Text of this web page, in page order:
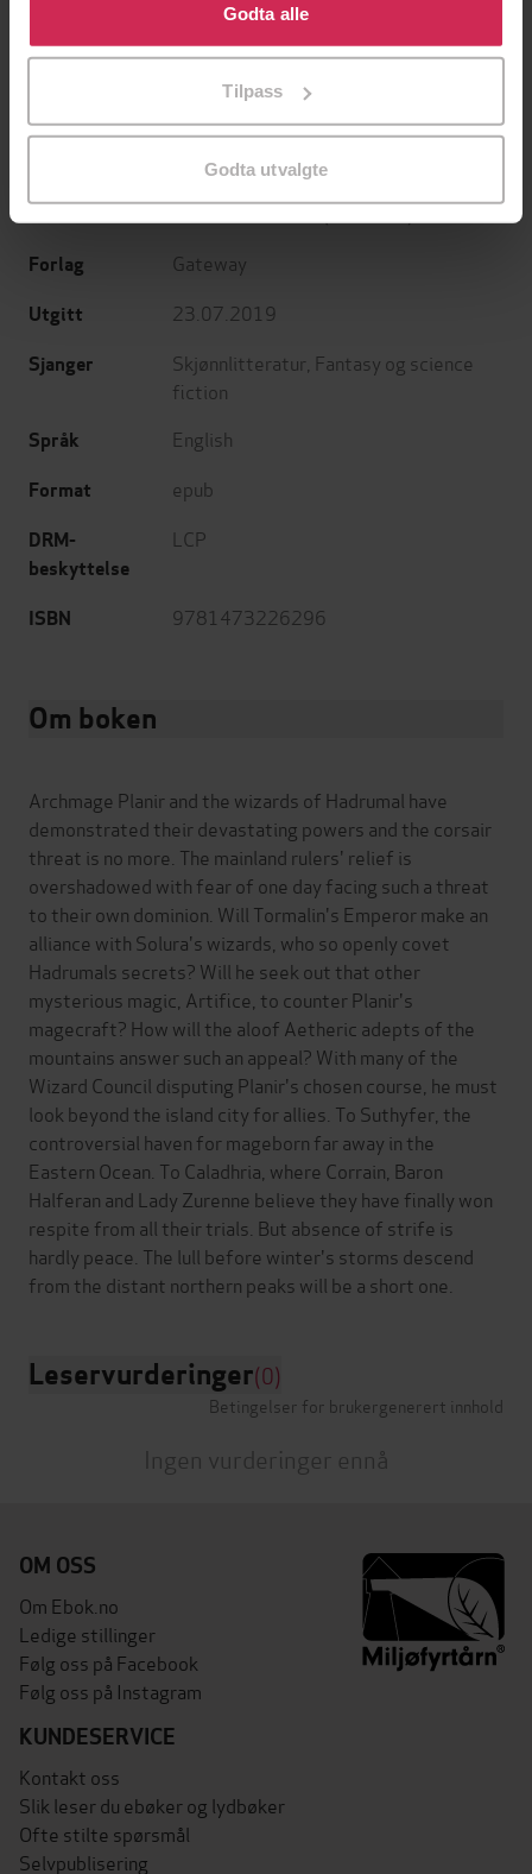
bruke cookies for alle disse formålene. Du kan også
tilpasse ditt samtykke til spesifikke formål ved å klikke
Godta alle
Tilpass
Godta utvalgte
Jo Nesbø
Jørn Lier Horst
Juliet E. McKenna(forfatter)
Forlag Gateway
Utgitt 23.07.2019
Sjanger Skjønnlitteratur Fantasy og science
fiction
Språk English
Format epub
DRM-
beskyttelse
LCP
ISBN 9781473226296
Om boken
Archmage Planir and the wizards of Hadrumal have
demonstrated their devastating powers and the corsair
threat is no more. The mainland rulers' relief is
overshadowed with fear of one day facing such a threat
to their own dominion. Will Tormalin's Emperor make an
alliance with Solura's wizards, who so openly covet
Hadrumals secrets? Will he seek out that other
mysterious magic, Artifice, to counter Planir's
magecraft? How will the aloof Aetheric adepts of the
mountains answer such an appeal? With many of the
Wizard Council disputing Planir's chosen course, he must
look beyond the island city for allies. To Suthyfer, the
controversial haven for mageborn far away in the
Eastern Ocean. To Caladhria, where Corrain, Baron
Halferan and Lady Zurenne believe they have finally won
respite from all their trials. But absence of strife is
hardly peace. The lull before winter's storms descend
Leservurderinger(0)
Betingelser for brukergenerert innhold
Ingen vurderinger ennå
OM OSS
Om Ebok.no
Ledige stillinger
Følg oss på Facebook
Følg oss på Instagram
KUNDESERVICE
Kontakt oss
Slik leser du ebøker og lydbøker
Ofte stilte spørsmål
Selvpublisering